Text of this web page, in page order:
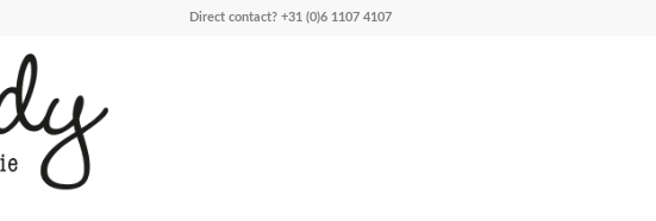
Direct contact? +31 (0)6 1107 4107